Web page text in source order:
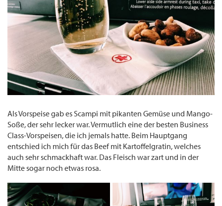
Als Vorspeise gab es Scampi mit pikanten Gemüse und Mango-
Soße, der sehr lecker war. Vermutlich eine der besten Business
Class-Vorspeisen, die ich jemals hatte. Beim Hauptgang
entschied ich mich für das Beef mit Kartoffelgratin, welches
auch sehr schmackhaft war. Das Fleisch war zart und in der
Mitte sogar noch etwas rosa.